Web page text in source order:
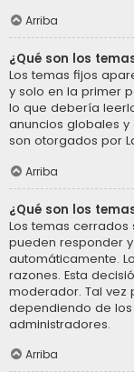
Arriba
¿Qué son los
Los temas fijos
y solo en la primer
lo que debería
anuncios globales
son otorgados por
Arriba
¿Qué son los
Los temas
pueden responder
automáticamente.
razones. Esta
moderador. Tal vez
dependiendo de
administradores.
Arriba